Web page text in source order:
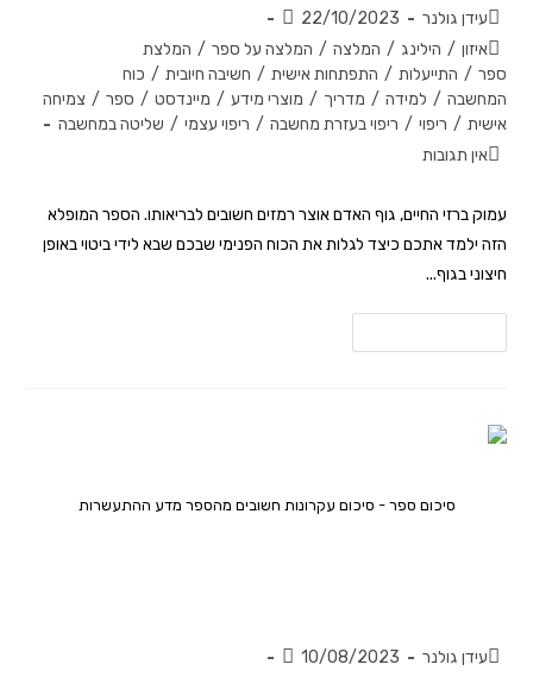
עידן גולנר
22/10/2023
איזון / הילינג / המלצה / המלצה על ספר / המלצת
ספר / התייעלות / התפתחות אישית / חשיבה חיובית / כוח
המחשבה / למידה / מדריך / מוצרי מידע / מיינדסט / ספר / צמיחה
אישית / ריפוי / ריפוי בעזרת מחשבה / ריפוי עצמי / שליטה במחשבה
אין תגובות
עמוק ברזי החיים, גוף האדם אוצר רמזים חשובים לבריאותו. הספר המופלא
הזה ילמד אתכם כיצד לגלות את הכוח הפנימי שבכם שבא לידי ביטוי באופן
חיצוני בגוף...
סיכום ספר - סיכום עקרונות חשובים מהספר מדע ההתעשרות
עידן גולנר
10/08/2023